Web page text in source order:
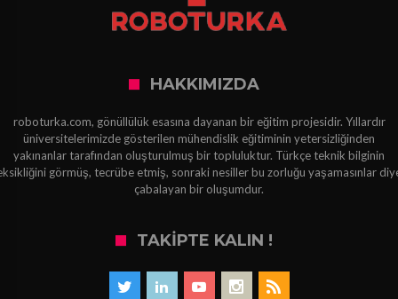
HAKKIMIZDA
roboturka.com, gönüllülük esasına dayanan bir eğitim projesidir. Yıllardır
üniversitelerimizde gösterilen mühendislik eğitiminin yetersizliğinden
yakınanlar tarafından oluşturulmuş bir topluluktur. Türkçe teknik bilginin
görmüş, tecrübe etmiş, sonraki nesiller bu zorluğu yaşamasınlar
çabalayan bir oluşumdur.
TAKIPTE KALIN !